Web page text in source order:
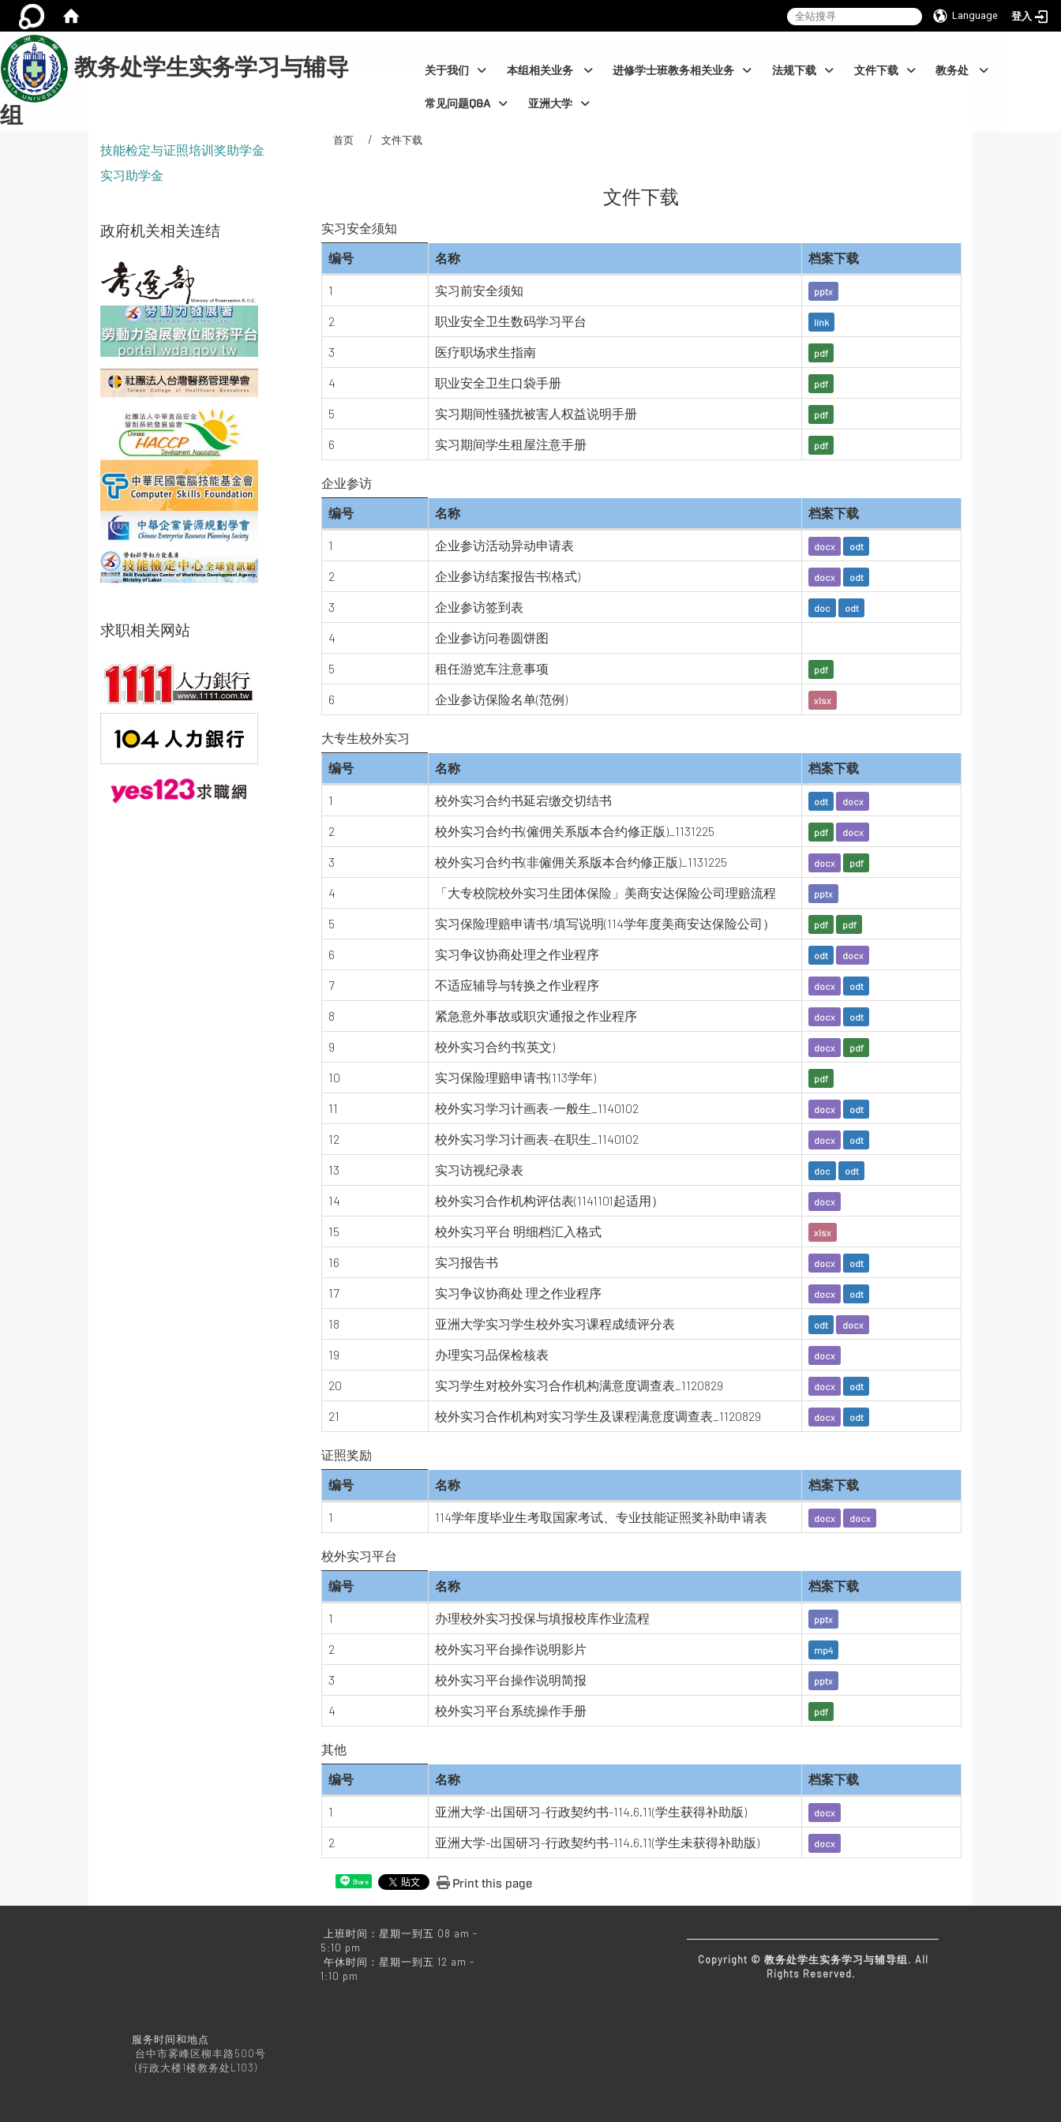
Language 登入
关于我们 本组相关业务 进修学士班教务相关业务 法规下载 文件下载 教务处
常见问题Q&A 亚洲大学
教务处学生实务学习与辅导
组
技能检定与证照培训奖助学金
实习助学金
政府机关相关连结
求职相关网站
首页 文件下载
文件下载
实习安全须知
编号
名称 档案下载
1 实习前安全须知 pptx
2 职业安全卫生数码学习平台 link
3 医疗职场求生指南 pdf
4 职业安全卫生口袋手册 pdf
5 实习期间性骚扰被害人权益说明手册 pdf
6 实习期间学生租屋注意手册 pdf
企业参访
编号
名称 档案下载
1 企业参访活动异动申请表 docx odt
2 企业参访结案报告书(格式) docx odt
3 企业参访签到表 doc odt
4 企业参访问卷圆饼图
5 租任游览车注意事项 pdf
6 企业参访保险名单(范例) xlsx
大专生校外实习
编号
名称 档案下载
1 校外实习合约书延宕缴交切结书 odt docx
2 校外实习合约书(僱佣关系版本合约修正版)_1131225 pdf docx
3 校外实习合约书(非僱佣关系版本合约修正版)_1131225 docx pdf
4 「大专校院校外实习生团体保险」美商安达保险公司理赔流程 pptx
5 实习保险理赔申请书/填写说明(114学年度美商安达保险公司） pdf pdf
6 实习争议协商处理之作业程序 odt docx
7 不适应辅导与转换之作业程序 docx odt
8 紧急意外事故或职灾通报之作业程序 docx odt
9 校外实习合约书(英文) docx pdf
10 实习保险理赔申请书(113学年) pdf
11 校外实习学习计画表-一般生_1140102 docx odt
12 校外实习学习计画表-在职生_1140102 docx odt
13 实习访视纪录表 doc odt
14 校外实习合作机构评估表(1141101起适用） docx
15 校外实习平台 明细档汇入格式 xlsx
16 实习报告书 docx odt
17 实习争议协商处 理之作业程序 docx odt
18 亚洲大学实习学生校外实习课程成绩评分表 odt docx
19 办理实习品保检核表 docx
20 实习学生对校外实习合作机构满意度调查表_1120829 docx odt
21 校外实习合作机构对实习学生及课程满意度调查表_1120829 docx odt
证照奖励
编号
名称 档案下载
1 114学年度毕业生考取国家考试、专业技能证照奖补助申请表 docx docx
校外实习平台
编号
名称 档案下载
1 办理校外实习投保与填报校库作业流程 pptx
2 校外实习平台操作说明影片 mp4
3 校外实习平台操作说明简报 pptx
4 校外实习平台系统操作手册 pdf
其他
编号
名称 档案下载
1 亚洲大学-出国研习-行政契约书-114.6.11(学生获得补助版) docx
2 亚洲大学-出国研习-行政契约书-114.6.11(学生未获得补助版) docx
Share Print this page
服务时间和地点
台中市雾峰区柳丰路500号
(行政大楼1楼教务处L103)
上班时间：星期一到五 08 am -
5:10 pm
午休时间：星期一到五 12 am -
1:10 pm
Copyright © 教务处学生实务学习与辅导组. All
Rights Reserved.